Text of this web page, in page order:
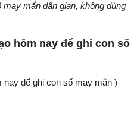
mắn dân gian, không dùng
hôm nay để ghi con số
nay để ghi con số may mắn )